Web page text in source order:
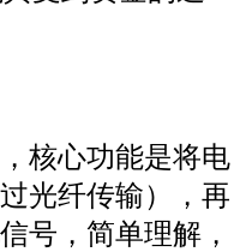
核心功能是将电
光纤传输），再
号，简单理解，